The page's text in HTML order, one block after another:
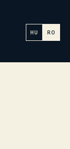
HU RO